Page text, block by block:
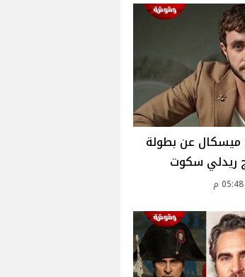
ميسكال عن بطولة
ريدلي سكوت